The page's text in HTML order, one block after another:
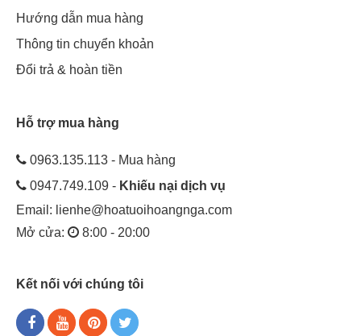
Hướng dẫn mua hàng
Thông tin chuyển khoản
Đổi trả & hoàn tiền
Hỗ trợ mua hàng
0963.135.113 - Mua hàng
0947.749.109 - Khiếu nại dịch vụ
Email: lienhe@hoatuoihoangnga.com
Mở cửa:
8:00 - 20:00
Kết nối với chúng tôi